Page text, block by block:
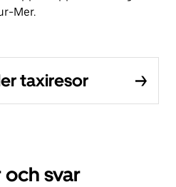
Mer.
taxiresor
svar